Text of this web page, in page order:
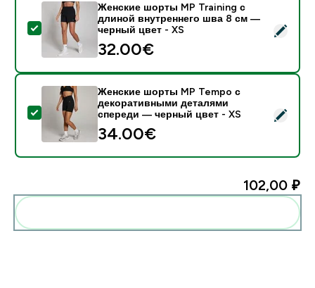
- Женские шорты MP Training с длиной
Женские шорты MP Training с
длиной внутреннего шва 8 см —
черный цвет - XS
32.00€‎
- Женские шорты MP Tempo с декоративными
Женские шорты MP Tempo с
декоративными деталями
спереди — черный цвет - XS
34.00€‎
102,00 ₽‎